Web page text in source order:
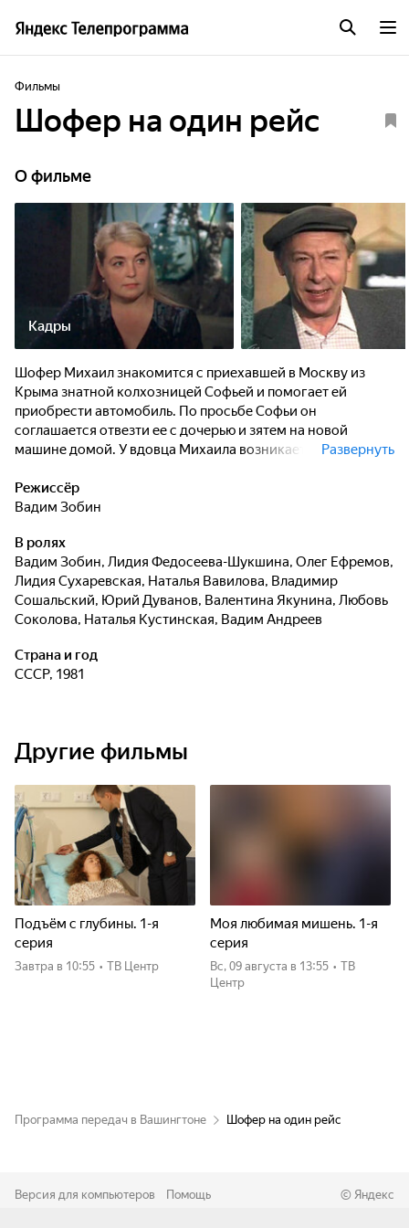
Фильмы
Шофер на один рейс
О фильме
Кадры
Шофер Михаил знакомится с приехавшей в Москву из
Крыма знатной колхозницей Софьей и помогает ей
приобрести автомобиль. По просьбе Софьи он
соглашается отвезти ее с дочерью и зятем на новой
машине домой. У вдовца Михаила возникает чувство к
появился новый папа.
Развернуть
Режиссёр
Вадим Зобин
В ролях
Вадим Зобин, Лидия Федосеева-Шукшина, Олег Ефремов,
Лидия Сухаревская, Наталья Вавилова, Владимир
Сошальский, Юрий Дуванов, Валентина Якунина, Любовь
Соколова, Наталья Кустинская, Вадим Андреев
Страна и год
СССР, 1981
Другие фильмы
Подъём с глубины. 1-я
серия
Завтра в 10:55 • ТВ Центр
Моя любимая мишень. 1-я
серия
вс, 09 августа в 13:55 • ТВ
Центр
Программа передач в Вашингтоне Шофер на один рейс
Версия для компьютеров Помощь © Яндекс